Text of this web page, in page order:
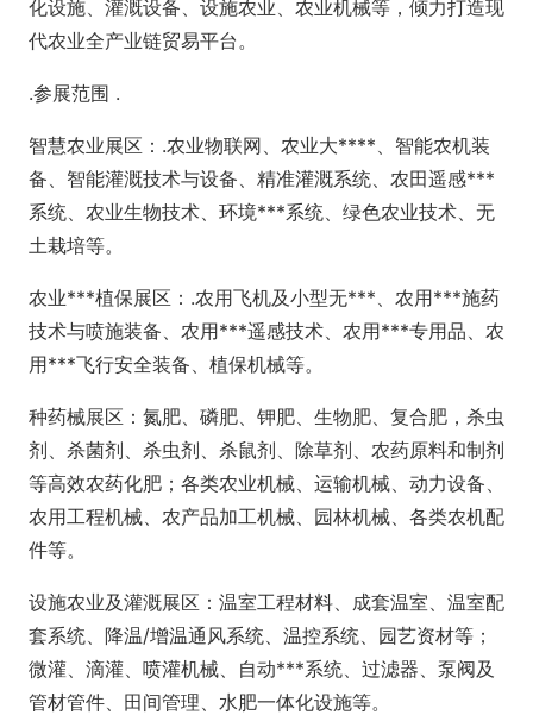
化设施、灌溉设备、设施农业、农业机械等，倾力打造现
代农业全产业链贸易平台。
.参展范围 .
智慧农业展区：.农业物联网、农业大****、智能农机装
备、智能灌溉技术与设备、精准灌溉系统、农田遥感***
系统、农业生物技术、环境***系统、绿色农业技术、无
土栽培等。
农业***植保展区：.农用飞机及小型无***、农用***施药
技术与喷施装备、农用***遥感技术、农用***专用品、农
用***飞行安全装备、植保机械等。
种药械展区：氮肥、磷肥、钾肥、生物肥、复合肥，杀虫
剂、杀菌剂、杀虫剂、杀鼠剂、除草剂、农药原料和制剂
等高效农药化肥；各类农业机械、运输机械、动力设备、
农用工程机械、农产品加工机械、园林机械、各类农机配
件等。
设施农业及灌溉展区：温室工程材料、成套温室、温室配
套系统、降温/增温通风系统、温控系统、园艺资材等；
微灌、滴灌、喷灌机械、自动***系统、过滤器、泵阀及
管材管件、田间管理、水肥一体化设施等。